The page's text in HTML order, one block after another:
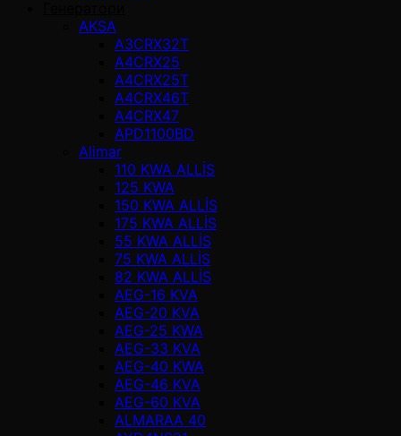
AKSA
A3CRX32T
A4CRX25
A4CRX25T
A4CRX46T
A4CRX47
APD1100BD
Alimar
110 KWA ALLİS
125 KWA
150 KWA ALLİS
175 KWA ALLİS
55 KWA ALLİS
75 KWA ALLİS
82 KWA ALLİS
AEG-16 KVA
AEG-20 KVA
AEG-25 KWA
AEG-33 KVA
AEG-40 KWA
AEG-46 KVA
AEG-60 KVA
ALMARAA 40